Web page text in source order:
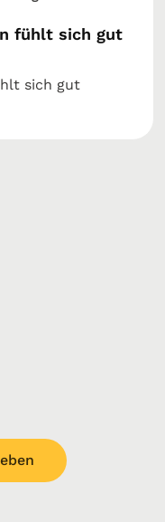
fühlt sich gut
sich gut